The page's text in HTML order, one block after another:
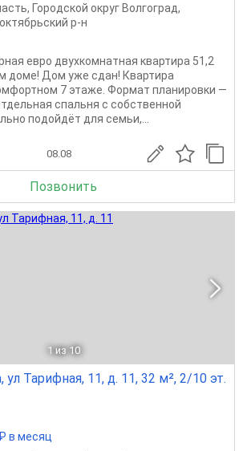
, Городской округ Волгоград,
р-н
евро двухкомнатная квартира 51,2
доме! Дом уже сдан! Квартира
7 этаже. Формат планировки —
спальня с собственной
подойдёт для семьи,...
08.08
Позвонить
1 из 10
ул Тарифная, 11, д. 11, 32 м², 2/10 эт.
в месяц